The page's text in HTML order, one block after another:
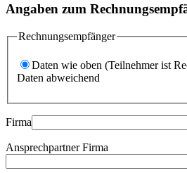
Angaben zum
Rechnungsempfänger
Daten wie oben (Teilnehmer ist
Daten abweichend
Firma
Ansprechpartner Firma